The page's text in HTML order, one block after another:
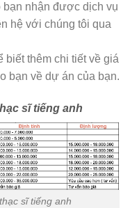
bạn nhận được dịch vụ
hệ với chúng tôi qua
biết thêm chi tiết về giá
bạn về dự án của bạn.
sĩ tiếng anh
sĩ tiếng anh